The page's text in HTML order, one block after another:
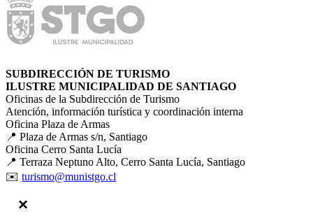
SUBDIRECCIÓN DE TURISMO
ILUSTRE MUNICIPALIDAD DE SANTIAGO
Oficinas de la Subdirección de Turismo
Atención, información turística y coordinación interna
Oficina Plaza de Armas
📍 Plaza de Armas s/n, Santiago
Oficina Cerro Santa Lucía
📍 Terraza Neptuno Alto, Cerro Santa Lucía, Santiago
✉️ turismo@munistgo.cl